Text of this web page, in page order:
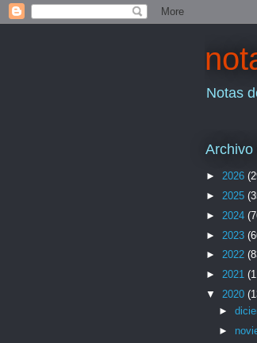
Notas
Archivo
► 2026
► 2025
► 2024
► 2023
► 2022
► 2021
▼ 2020
►
►